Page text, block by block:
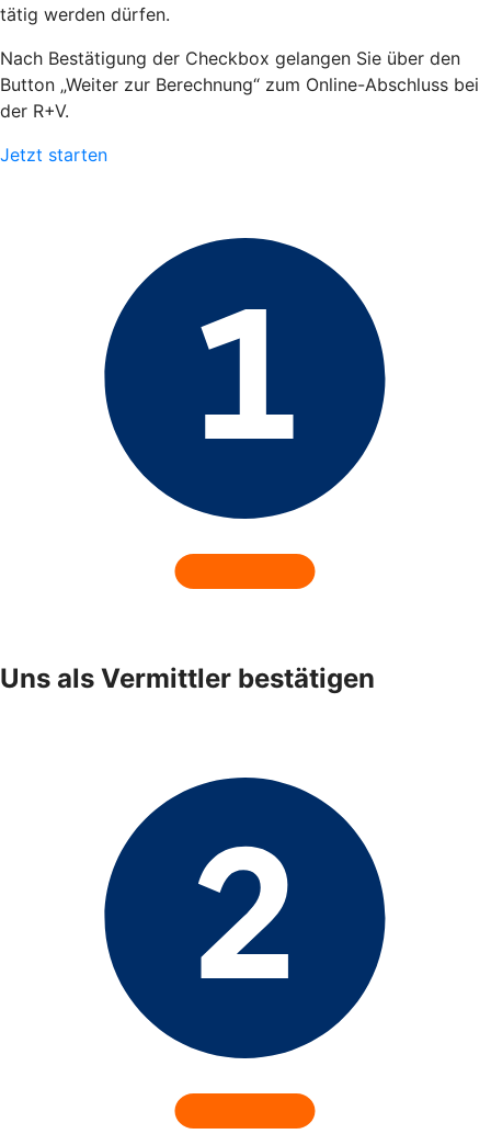
tätig werden dürfen.
Nach Bestätigung der Checkbox gelangen Sie über den
Button „Weiter zur Berechnung“ zum Online-Abschluss bei
der R+V.
Jetzt starten
Uns als Vermittler bestätigen